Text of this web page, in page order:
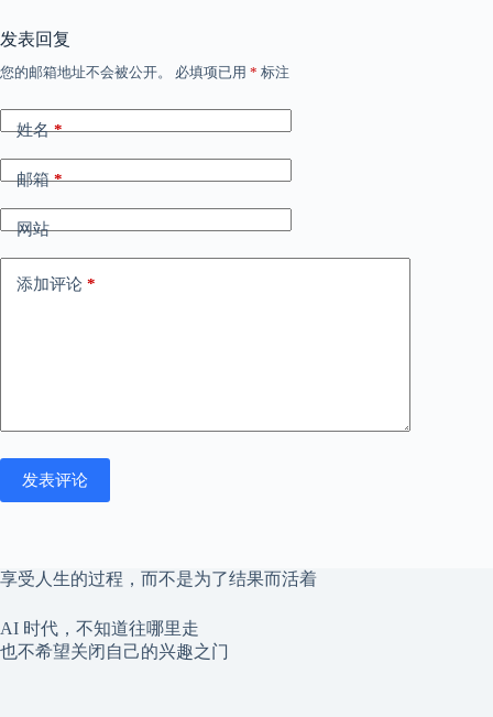
发表回复
您的邮箱地址不会被公开。 必填项已用 * 标注
姓名*
邮箱*
网站
添加评论 *
发表评论
享受人生的过程，而不是为了结果而活着
AI 时代，不知道往哪里走
也不希望关闭自己的兴趣之门